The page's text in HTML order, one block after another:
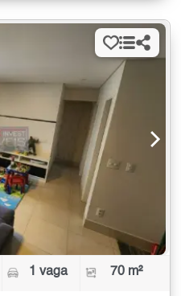
1 vaga 70 m²